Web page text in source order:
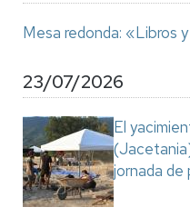
Mesa redonda: «Libros
23/07/2026
El
jornada